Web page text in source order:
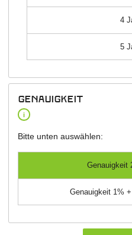
4
5
Genauigkeit
i
Bitte unten auswählen:
Genauigkeit
Genauigkeit 1%